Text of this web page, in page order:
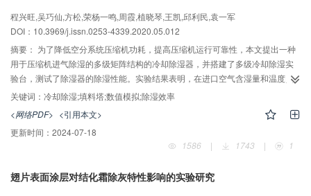
程兴旺,吴巧仙,方松,荣杨一鸣,周霞,植晓琴,王凯,邱利民,袁一军
DOI：10.3969/j.issn.0253-4339.2020.05.012
摘要： 为了降低空分系统压缩机功耗，提高压缩机运行可靠性，本文提出一种
用于压缩机进气除湿的多级矩阵结构的冷却除湿器，并搭建了多级冷却除湿实
验台，测试了除湿器的除湿性能。实验结果表明，在进口空气含湿量和温度固
定为11.7 g/(kg干空气)和24.4 ℃时，当空气质量流量由0.48 kg/s增至0.78
kg/s，空气出口含湿量由7.1 g/(kg干空气)增至7.7 g/(kg干空气)；在进口空气质
量流量和温度固定为0.53 kg/s和25.2 ℃时，当冷却水温度由6.9 ℃升至11.9
℃，空气出口含湿量由7.1 g/(kg干空气)增至9.4 g/(kg干空气)。同时，建立了除
湿器内部传热传质过程的稳态数值模型，将模拟结果与实验结果进行对比。结
2.1%，显示出较好的可靠性。进一步模拟研究了多级矩阵结构与单级叉流结构
关键词： 冷却除湿;填料塔;数值模拟;除湿效率
<网络PDF> <引用本文>
更新时间： 2024-07-18
1586
| 1743 | 1
翅片表面涂层对结化霜除灰特性影响的实验研究